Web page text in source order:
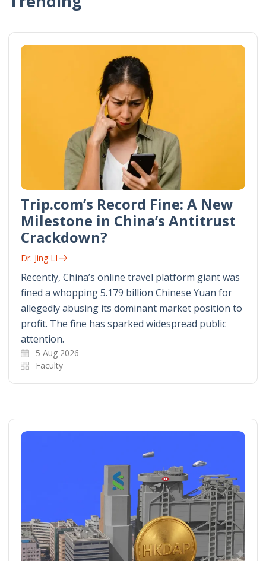
Trip.com’s Record Fine: A New
Milestone in China’s Antitrust
Crackdown?
Dr. Jing LI
Recently, China’s online travel platform giant was
fined a whopping 5.179 billion Chinese Yuan for
allegedly abusing its dominant market position to
profit. The fine has sparked widespread public
attention.
5 Aug 2026
Faculty